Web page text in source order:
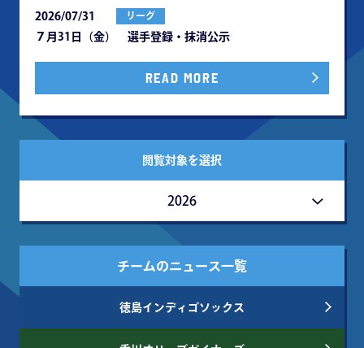
2026/07/31 リーグ
７月31日（金） 選手登録・抹消公示
READ MORE
閲覧対象を選択
2026
チームのニュース一覧
徳島インディゴソックス